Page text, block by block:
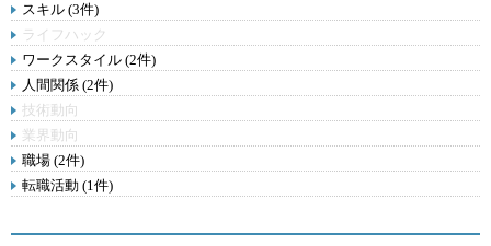
スキル (3件)
ライフハック
ワークスタイル (2件)
人間関係 (2件)
技術動向
業界動向
職場 (2件)
転職活動 (1件)